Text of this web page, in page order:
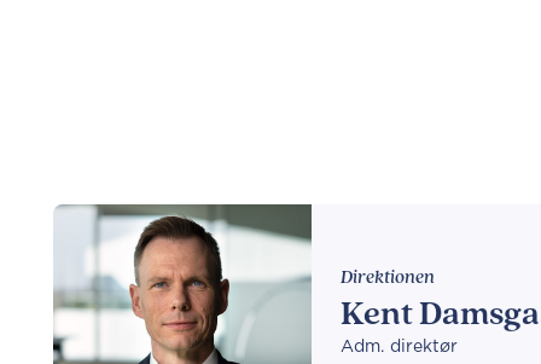
Direktionen
Kent
Adm. direktør